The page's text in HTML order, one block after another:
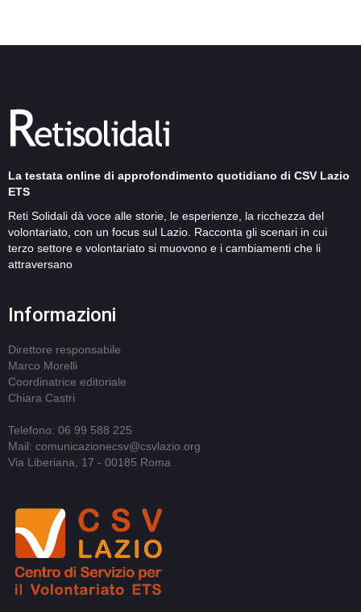
La testata online di approfondimento quotidiano di CSV Lazio
ETS
Reti Solidali dà voce alle storie, le esperienze, la ricchezza del
volontariato, con un focus sul Lazio. Racconta gli scenari in cui
terzo settore e volontariato si muovono e i cambiamenti che li
attraversano
Informazioni
Direttore responsabile
Marco Morelli
Coordinatrice editoriale
Chiara Castri
Telefono: 06 99 588 225
Mail: comunicazionecsv@csvlazio.org
Via Liberiana, 17 - 00185 Roma